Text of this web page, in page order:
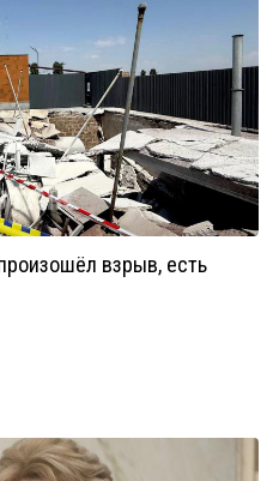
взрыв, есть